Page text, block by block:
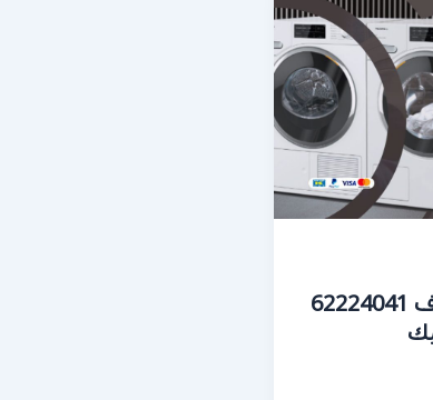
خدمة صيانة غسالات مشرف 62224041